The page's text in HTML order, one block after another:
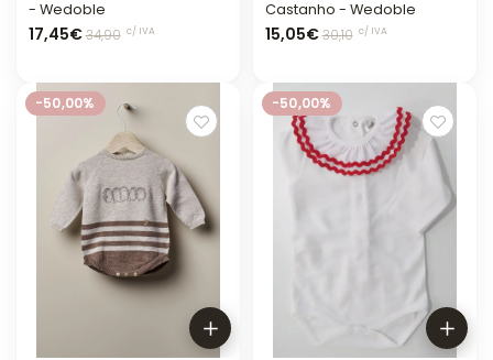
- Wedoble
17,45€34,90 c/ IVA
Castanho - Wedoble
15,05€30,10 c/ IVA
-50,00% -50,00%